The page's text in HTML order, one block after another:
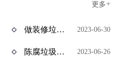
更多+
做装修垃圾资源化处理项目挣钱吗？装修垃圾设备价格多少？ 2023-06-30
陈腐垃圾如何资源化处理？陈腐垃圾处理设备有哪些？ 2023-06-26